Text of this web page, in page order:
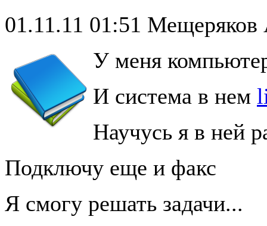
01.11.11 01:51 Мещеряков
У меня
И система в нем
Научусь я в ней
Подключу еще и факс
Я смогу решать задачи...